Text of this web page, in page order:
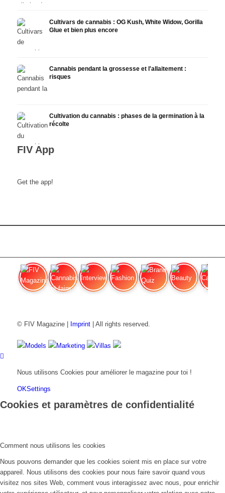
Cultivars de cannabis : OG Kush, White Widow, Gorilla
Glue et bien plus encore
Cannabis pendant la grossesse et l'allaitement :
risques
Cultivation du cannabis : phases de la germination à la
récolte
FIV App
Get the app!
© FIV Magazine | Imprint| All rights reserved.
Models Marketing Villas
Nous utilisons Cookies pour améliorer le magazine pour toi !
OKSettings
Cookies et paramètres de confidentialité
Comment nous utilisons les cookies
Nous pouvons demander que les cookies soient mis en place sur votre
appareil. Nous utilisons des cookies pour nous faire savoir quand vous
visitez nos sites Web, comment vous interagissez avec nous, pour enrichir